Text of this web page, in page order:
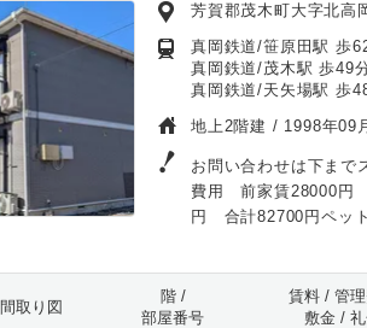
芳賀郡茂木町大字北高
真岡鉄道/笹原田駅 歩
真岡鉄道/茂木駅 歩49
真岡鉄道/天矢場駅 歩
地上2階建 / 1998年09
お問い合わせは下ま
費用 前家賃28000円
円 合計82700円ペッ
間取り図
階 /
部屋番号
賃料 / 管
敷金 /